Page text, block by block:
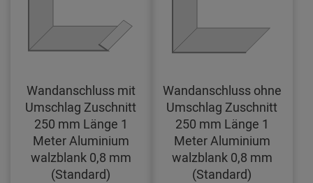
Wandanschluss mit
Umschlag Zuschnitt
250 mm Länge 1
Meter Aluminium
walzblank 0,8 mm
(Standard)
Wandanschluss ohne
Umschlag Zuschnitt
250 mm Länge 1
Meter Aluminium
walzblank 0,8 mm
(Standard)